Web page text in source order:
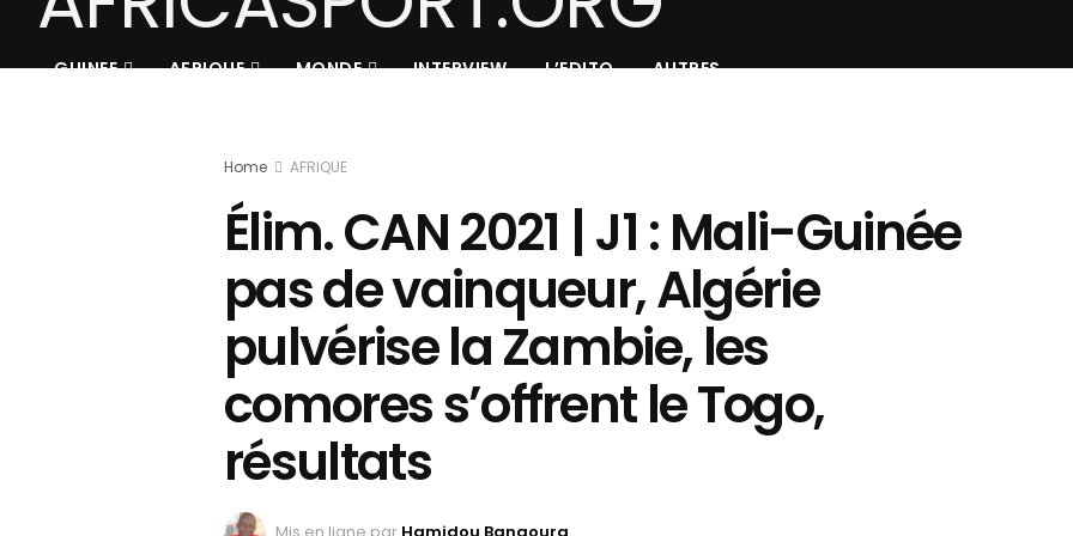
GUINEE AFRIQUE MONDE INTERVIEW L’EDITO AUTRES
Home AFRIQUE
Élim. CAN 2021 | J1 : Mali-Guinée
pas de vainqueur, Algérie
pulvérise la Zambie, les
comores s’offrent le Togo,
résultats